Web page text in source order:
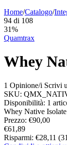
Home/Catalogo/
94 di 108
31%
Quamtrax
Whey
1 Opinione/i Scrivi
SKU:
Disponibilità: 1
Whey Native
Prezzo: €90,00
€61,89
Risparmi: €28,11 (31